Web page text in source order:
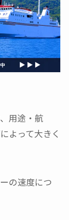
用途・航
よって大きく
の速度につ